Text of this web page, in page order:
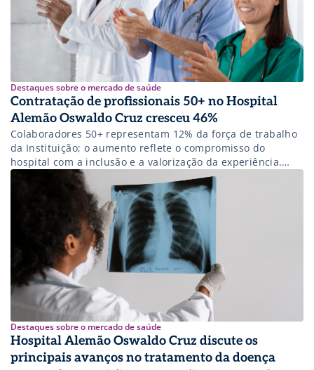
Destaques sobre o mercado de saúde
Contratação de profissionais 50+ no Hospital
Alemão Oswaldo Cruz cresceu 46%
Colaboradores 50+ representam 12% da força de trabalho
da Instituição; o aumento reflete o compromisso do
hospital com a inclusão e a valorização da experiência.
Saiba como funciona a contratação e inclusão de
Destaques sobre o mercado de saúde
Hospital Alemão Oswaldo Cruz discute os
principais avanços no tratamento da doença